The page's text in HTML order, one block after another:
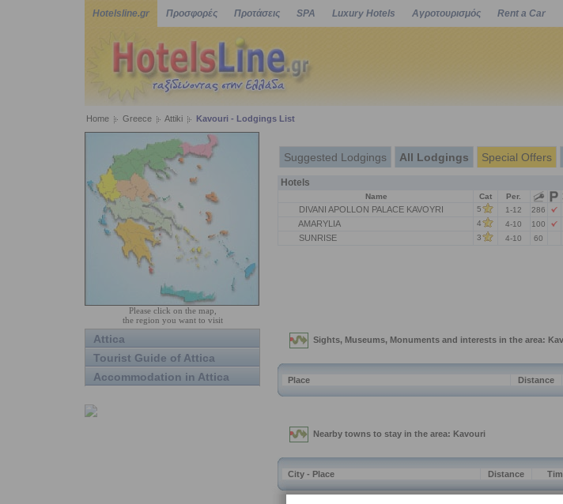
Hotelsline.gr Προσφορές Προτάσεις SPA Luxury Hotels Αγροτουρισμός Rent a Car
Home Greece Attiki Kavouri - Lodgings List
Please click on the map,
the region you want to visit
Attica
Tourist Guide of Attica
Accommodation in Attica
Suggested Lodgings All Lodgings Special Offers
Hotels
Name Cat Per.
DIVANI APOLLON PALACE KAVOYRI 5 1-12 286
AMARYLIA 4 4-10 100
SUNRISE 3 4-10 60